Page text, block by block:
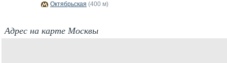
Октябрьская (400 м)
Адрес на карте Москвы